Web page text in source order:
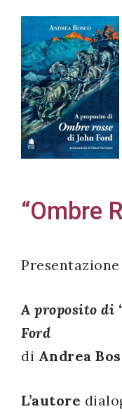
“Ombre
A proposito di
Ford
di Andrea
L’autore
newsletter:
Acconsento
miei dati
personali in
con il
legislativo
196/03
avvenuta con